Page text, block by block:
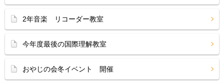
2年音楽 リコーダー教室
今年度最後の国際理解教室
おやじの会冬イベント 開催